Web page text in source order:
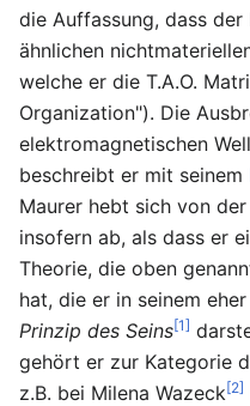
die Auffassung, dass der
ähnlichen
welche er die T.A.O.
Organization"). Die
elektromagnetischen
beschreibt er mit seinem
Maurer hebt sich von
insofern ab, als dass er
Theorie, die oben
hat, die er in seinem eher
Prinzip des Seins[1]
gehört er zur Kategorie
z.B. bei Milena Wazeck[2]